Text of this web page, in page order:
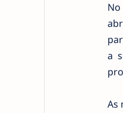
a
As